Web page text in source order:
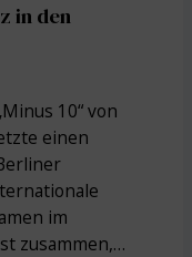
in den
10“ von
einen
im
zusammen,…